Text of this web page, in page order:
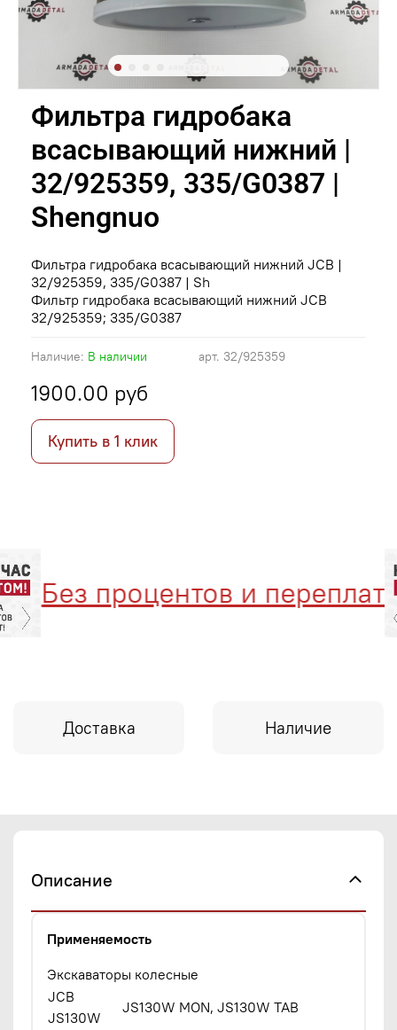
арт. 32/925359
Наличие: В наличии
Фильтра гидробака
всасывающий нижний |
32/925359, 335/G0387 |
Shengnuo
1900.00 руб
Купить в 1 клик
Фильтра гидробака всасывающий нижний JCB |
32/925359, 335/G0387 | Sh
Фильтр гидробака всасывающий нижний JCB
32/925359; 335/G0387
Без процентов и переплат
Доставка Наличие
Описание
Применяемость
Экскаваторы колесные
JCB
JS130W
JS130W MON, JS130W TAB